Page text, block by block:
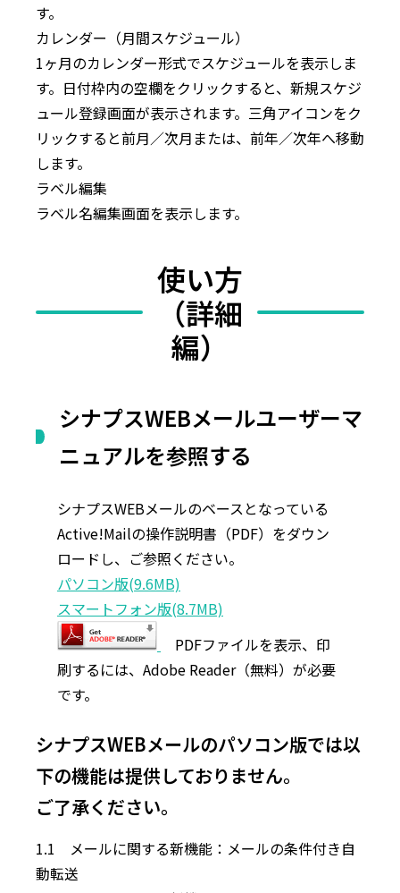
す。
カレンダー（月間スケジュール）
1ヶ月のカレンダー形式でスケジュールを表示しま
す。日付枠内の空欄をクリックすると、新規スケジ
ュール登録画面が表示されます。三角アイコンをク
リックすると前月／次月または、前年／次年へ移動
します。
ラベル編集
ラベル名編集画面を表示します。
使い方
（詳細
編）
シナプスWEBメールユーザーマ
ニュアルを参照する
シナプスWEBメールのベースとなっている
Active!Mailの操作説明書（PDF）をダウン
ロードし、ご参照ください。
パソコン版(9.6MB)
スマートフォン版(8.7MB)
PDFファイルを表示、印
刷するには、Adobe Reader（無料）が必要
です。
シナプスWEBメールのパソコン版では以
下の機能は提供しておりません。
ご了承ください。
1.1 メールに関する新機能：メールの条件付き自
動転送